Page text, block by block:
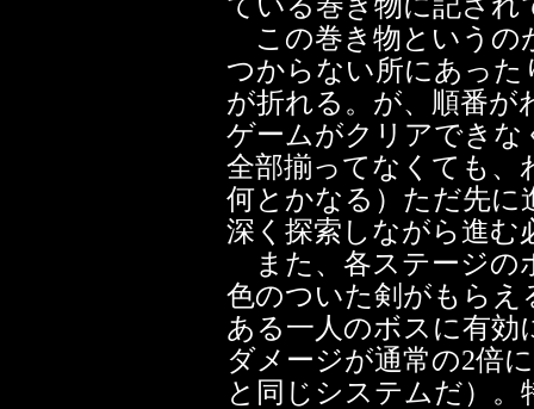
この巻き物というの
つからない所にあっ
が折れる。が、順番が
ゲームがクリアできな
全部揃ってなくても、
何とかなる）ただ先に
深く探索しながら進む
また、各ステージの
色のついた剣がもらえ
ある一人のボスに有効
ダメージが通常の2倍
と同じシステムだ）